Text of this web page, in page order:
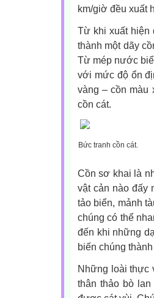
km/giờ đều xuất
Từ khi xuất hiện
thành một dãy
Từ mép nước
với mức độ ổn
vàng – cồn màu
cồn cát.
Bức tranh cồn cát.
Cồn sơ khai là
vật cản nào đấy
tảo biển, mảnh
chúng có thể
đến khi những
biến chúng
Những loài thực
thân thảo bò